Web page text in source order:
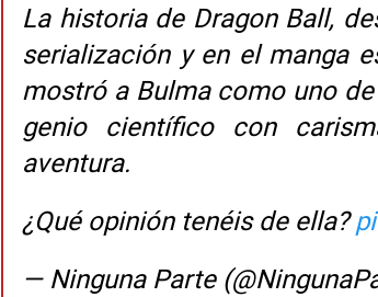
La historia de Dragon Ball,
serialización y en el manga
mostró a Bulma como uno
genio científico con
aventura.
¿Qué opinión tenéis de ella?
— Ninguna Parte